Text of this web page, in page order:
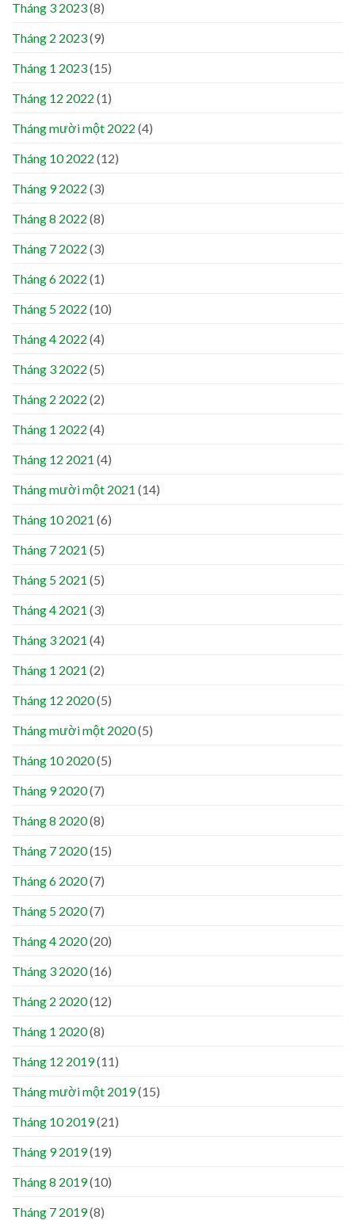
Tháng 3 2023(8)
Tháng 2 2023(9)
Tháng 1 2023(15)
Tháng 12 2022 (1)
Tháng mười một 2022 (4)
Tháng 10 2022 (12)
Tháng 9 2022 (3)
Tháng 8 2022 (8)
Tháng 7 2022 (3)
Tháng 6 2022 (1)
Tháng 5 2022 (10)
Tháng 4 2022 (4)
Tháng 3 2022 (5)
Tháng 2 2022 (2)
Tháng 1 2022 (4)
Tháng 12 2021 (4)
Tháng mười một 2021 (14)
Tháng 10 2021 (6)
Tháng 7 2021 (5)
Tháng 5 2021 (5)
Tháng 4 2021 (3)
Tháng 3 2021 (4)
Tháng 1 2021 (2)
Tháng 12 2020(5)
Tháng mười một 2020(5)
Tháng 10 2020(5)
Tháng 9 2020(7)
Tháng 8 2020(8)
Tháng 7 2020(15)
Tháng 6 2020(7)
Tháng 5 2020(7)
Tháng 4 2020(20)
Tháng 3 2020(16)
Tháng 2 2020(12)
Tháng 1 2020(8)
Tháng 12 2019(11)
Tháng mười một 2019(15)
Tháng 10 2019(21)
Tháng 9 2019(19)
Tháng 8 2019(10)
Tháng 7 2019(8)